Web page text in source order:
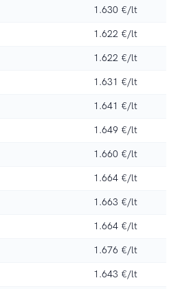
1.630 €/lt
1.622 €/lt
1.622 €/lt
1.631 €/lt
1.641 €/lt
1.649 €/lt
1.660 €/lt
1.664 €/lt
1.663 €/lt
1.664 €/lt
1.676 €/lt
1.643 €/lt